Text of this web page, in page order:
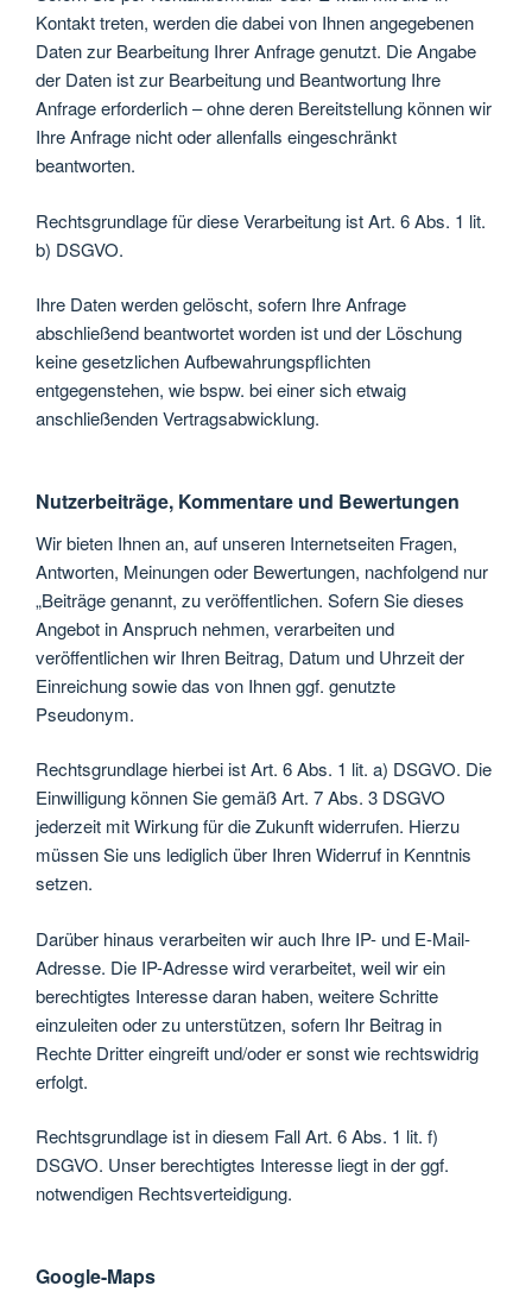
Kontakt treten, werden die dabei von Ihnen angegebenen
Daten zur Bearbeitung Ihrer Anfrage genutzt. Die Angabe
der Daten ist zur Bearbeitung und Beantwortung Ihre
Anfrage erforderlich – ohne deren Bereitstellung können wir
Ihre Anfrage nicht oder allenfalls eingeschränkt
beantworten.
Rechtsgrundlage für diese Verarbeitung ist Art. 6 Abs. 1 lit.
b) DSGVO.
Ihre Daten werden gelöscht, sofern Ihre Anfrage
abschließend beantwortet worden ist und der Löschung
keine gesetzlichen Aufbewahrungspflichten
entgegenstehen, wie bspw. bei einer sich etwaig
anschließenden Vertragsabwicklung.
Nutzerbeiträge, Kommentare und Bewertungen
Wir bieten Ihnen an, auf unseren Internetseiten Fragen,
Antworten, Meinungen oder Bewertungen, nachfolgend nur
„Beiträge genannt, zu veröffentlichen. Sofern Sie dieses
Angebot in Anspruch nehmen, verarbeiten und
veröffentlichen wir Ihren Beitrag, Datum und Uhrzeit der
Einreichung sowie das von Ihnen ggf. genutzte
Pseudonym.
Rechtsgrundlage hierbei ist Art. 6 Abs. 1 lit. a) DSGVO. Die
Einwilligung können Sie gemäß Art. 7 Abs. 3 DSGVO
jederzeit mit Wirkung für die Zukunft widerrufen. Hierzu
müssen Sie uns lediglich über Ihren Widerruf in Kenntnis
setzen.
Darüber hinaus verarbeiten wir auch Ihre IP- und E-Mail-
Adresse. Die IP-Adresse wird verarbeitet, weil wir ein
berechtigtes Interesse daran haben, weitere Schritte
einzuleiten oder zu unterstützen, sofern Ihr Beitrag in
Rechte Dritter eingreift und/oder er sonst wie rechtswidrig
erfolgt.
Rechtsgrundlage ist in diesem Fall Art. 6 Abs. 1 lit. f)
DSGVO. Unser berechtigtes Interesse liegt in der ggf.
notwendigen Rechtsverteidigung.
Google-Maps